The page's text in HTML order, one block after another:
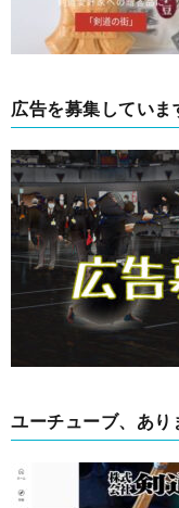
広告を募集していま
ユーチューブ、あり